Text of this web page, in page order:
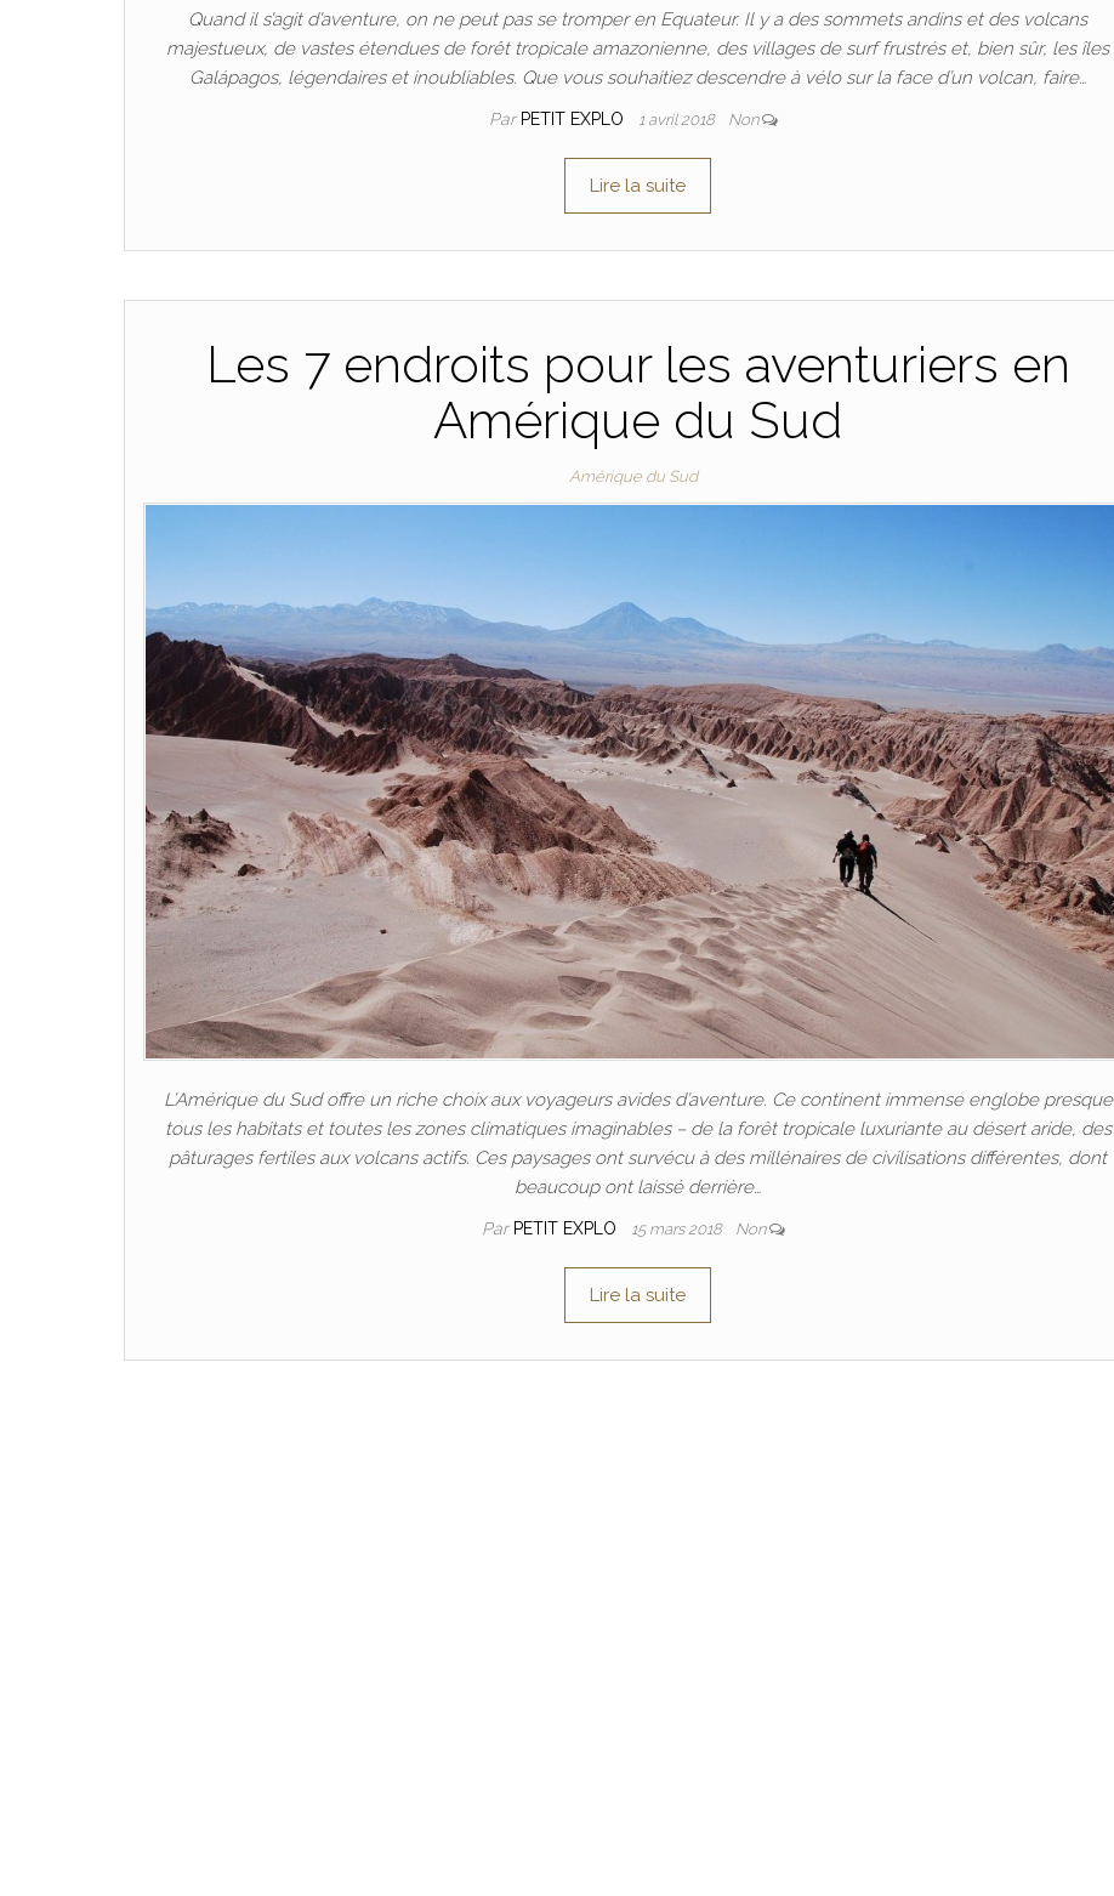
Quand il s’agit d’aventure, on ne peut pas se tromper en Equateur. Il y a des sommets andins et des volcans
majestueux, de vastes étendues de forêt tropicale amazonienne, des villages de surf frustrés et, bien sûr, les îles
Galápagos, légendaires et inoubliables. Que vous souhaitiez descendre à vélo sur la face d’un volcan, faire…
Par PETIT EXPLO 1 avril 2018 Non
Lire la suite
Les 7 endroits pour les aventuriers en
Amérique du Sud
Amérique du Sud
L’Amérique du Sud offre un riche choix aux voyageurs avides d’aventure. Ce continent immense englobe presque
tous les habitats et toutes les zones climatiques imaginables – de la forêt tropicale luxuriante au désert aride, des
pâturages fertiles aux volcans actifs. Ces paysages ont survécu à des millénaires de civilisations différentes, dont
beaucoup ont laissé derrière…
Par PETIT EXPLO 15 mars 2018 Non
Lire la suite